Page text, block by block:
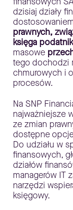
dzisiaj działy
prawnych,
księga
masowe
tego dochodzi
chmurowych i
procesów.
Na SNP
najważniejsze
ze zmian
dostępne
Do udziału w
finansowych,
działów
managerów IT
narzędzi
księgowy.